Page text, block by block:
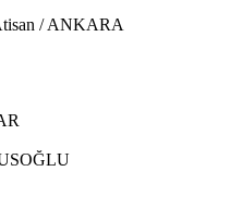
/ ANKARA